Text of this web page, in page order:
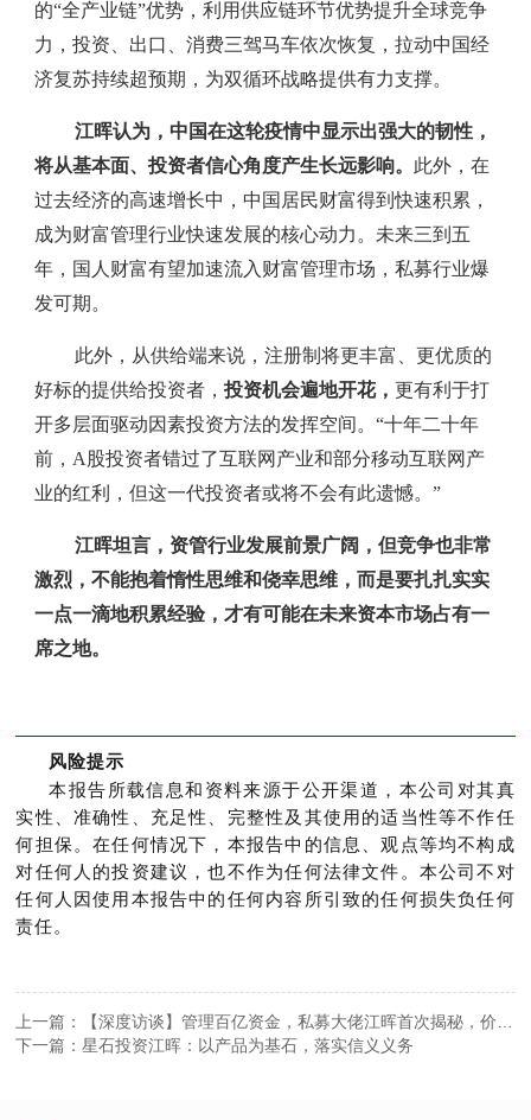
的“全产业链”优势，利用供应链环节优势提升全球竞争
力，投资、出口、消费三驾马车依次恢复，拉动中国经
济复苏持续超预期，为双循环战略提供有力支撑。
江晖认为，中国在这轮疫情中显示出强大的韧性，
将从基本面、投资者信心角度产生长远影响。 此外，在
过去经济的高速增长中，中国居民财富得到快速积累，
成为财富管理行业快速发展的核心动力。未来三到五
年，国人财富有望加速流入财富管理市场，私募行业爆
发可期。
此外，从供给端来说，注册制将更丰富、更优质的
好标的提供给投资者，投资机会遍地开花，更有利于打
开多层面驱动因素投资方法的发挥空间。“十年二十年
前，A股投资者错过了互联网产业和部分移动互联网产
业的红利，但这一代投资者或将不会有此遗憾。”
江晖坦言，资管行业发展前景广阔，但竞争也非常
激烈，不能抱着惰性思维和侥幸思维，而是要扎扎实实
一点一滴地积累经验，才有可能在未来资本市场占有一
席之地。
风险提示
本报告所载信息和资料来源于公开渠道，本公司对其真
实性、准确性、充足性、完整性及其使用的适当性等不作任
何担保。在任何情况下，本报告中的信息、观点等均不构成
对任何人的投资建议，也不作为任何法律文件。本公司不对
任何人因使用本报告中的任何内容所引致的任何损失负任何
责任。
上一篇：【深度访谈】管理百亿资金，私募大佬江晖首次揭秘，价值
投资在中国的正确姿势
下一篇：星石投资江晖：以产品为基石，落实信义义务